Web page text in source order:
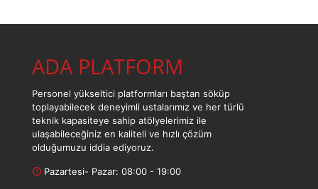
ADA PLATFORM
Personel yükseltici platformları baştan söküp
toplayabilecek deneyimli ustalarımız ve her türlü
teknik kapasiteye sahip atölyelerimiz ile
ulaşabileceğiniz en kaliteli ve hızlı çözüm
olduğumuzu iddia ediyoruz.
Pazartesi- Pazar: 08:00 - 19:00